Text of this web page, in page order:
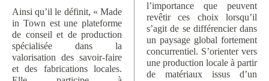
Ainsi qu’il le définit, « Made
in Town est une plateforme
de conseil et de production
spécialisée dans la
valorisation des savoir-faire
et des fabrications locales.
l’importance que peuvent
revêtir ces choix lorsqu’il
s’agit de se différencier dans
un paysage global fortement
concurrentiel. S’orienter vers
une production locale à partir
de matériaux issus d’un